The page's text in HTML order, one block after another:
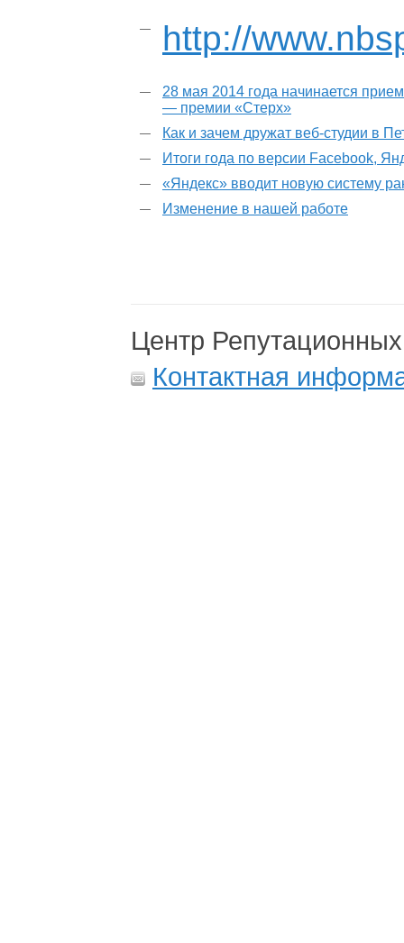
http://
28 мая 2014 года начинается
— премии «Стерх»
Как и зачем дружат веб-студии в
Итоги года по версии Facebook,
«Яндекс» вводит новую систему
Изменение в нашей работе
Центр
Контактная